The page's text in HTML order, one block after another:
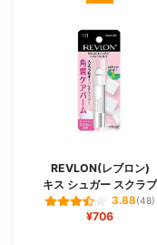
REVLON(レブロン)
キス シュガー スクラブ
3.88(48)
¥706